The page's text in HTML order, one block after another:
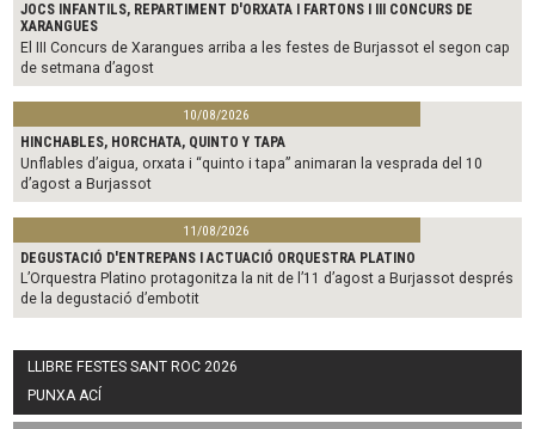
JOCS INFANTILS, REPARTIMENT D'ORXATA I FARTONS I III CONCURS DE
XARANGUES
El III Concurs de Xarangues arriba a les festes de Burjassot el segon cap
de setmana d’agost
10/08/2026
HINCHABLES, HORCHATA, QUINTO Y TAPA
Unflables d’aigua, orxata i “quinto i tapa” animaran la vesprada del 10
d’agost a Burjassot
11/08/2026
DEGUSTACIÓ D'ENTREPANS I ACTUACIÓ ORQUESTRA PLATINO
L’Orquestra Platino protagonitza la nit de l’11 d’agost a Burjassot després
de la degustació d’embotit
LLIBRE FESTES SANT ROC 2026
PUNXA ACÍ